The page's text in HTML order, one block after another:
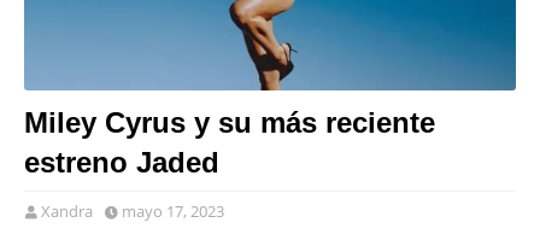
Miley Cyrus y su más reciente
estreno Jaded
Xandra mayo 17, 2023